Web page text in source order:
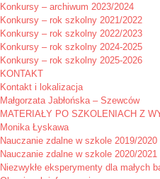
Konkursy – archiwum 2023/2024
Konkursy – rok szkolny 2021/2022
Konkursy – rok szkolny 2022/2023
Konkursy – rok szkolny 2024-2025
Konkursy – rok szkolny 2025-2026
KONTAKT
Kontakt i lokalizacja
Małgorzata Jabłońska – Szewców
MATERIAŁY PO SZKOLENIACH Z
Monika Łyskawa
Nauczanie zdalne w szkole 2019/2020
Nauczanie zdalne w szkole 2020/2021
Niezwykłe eksperymenty dla małych